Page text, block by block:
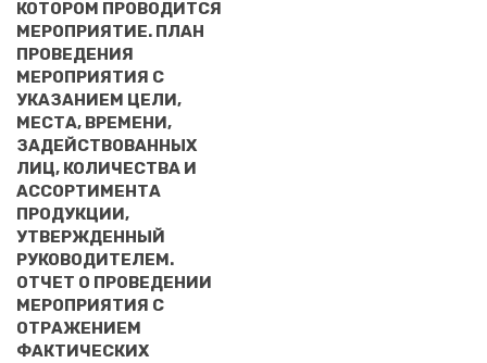
КОТОРОМ ПРОВОДИТСЯ
МЕРОПРИЯТИЕ. ПЛАН
ПРОВЕДЕНИЯ
МЕРОПРИЯТИЯ С
УКАЗАНИЕМ ЦЕЛИ,
МЕСТА, ВРЕМЕНИ,
ЗАДЕЙСТВОВАННЫХ
ЛИЦ, КОЛИЧЕСТВА И
АССОРТИМЕНТА
ПРОДУКЦИИ,
УТВЕРЖДЕННЫЙ
РУКОВОДИТЕЛЕМ.
ОТЧЕТ О ПРОВЕДЕНИИ
МЕРОПРИЯТИЯ С
ОТРАЖЕНИЕМ
ФАКТИЧЕСКИХ